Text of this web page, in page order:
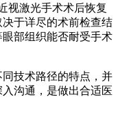
视激光手术术后恢复
于详尽的术前检查结
部组织能否耐受手术
技术路径的特点，并
沟通，是做出合适医